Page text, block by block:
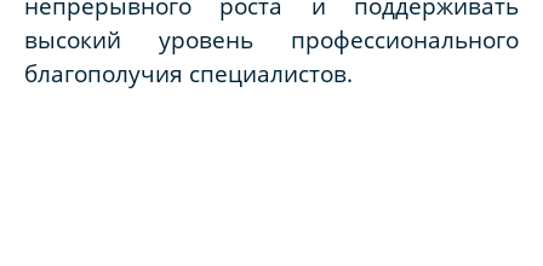
высокий уровень профессионального
благополучия специалистов.